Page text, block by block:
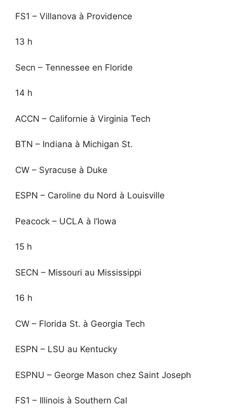
FS1 – Villanova à Providence
13 h
Secn – Tennessee en Floride
14 h
ACCN – Californie à Virginia Tech
BTN – Indiana à Michigan St.
CW – Syracuse à Duke
ESPN – Caroline du Nord à Louisville
Peacock – UCLA à l’Iowa
15 h
SECN – Missouri au Mississippi
16 h
CW – Florida St. à Georgia Tech
ESPN – LSU au Kentucky
ESPNU – George Mason chez Saint Joseph
FS1 – Illinois à Southern Cal